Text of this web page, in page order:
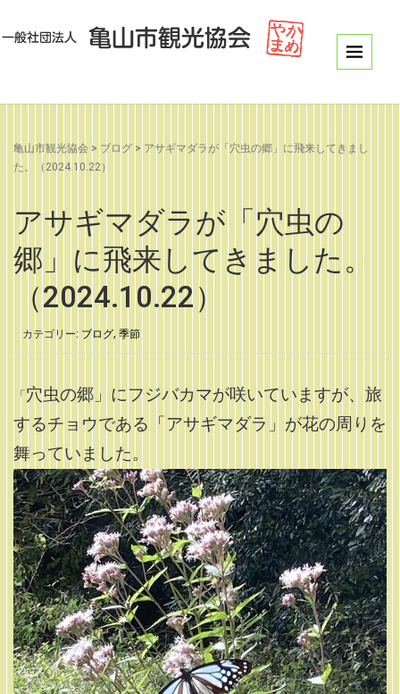
亀山市観光協会 > ブログ > アサギマダラが「穴虫の郷」に飛来してきまし
た。（2024.10.22）
アサギマダラが「穴虫の
郷」に飛来してきました。
（2024.10.22）
カテゴリー: ブログ, 季節
「 穴虫の郷」にフジバカマが咲いていますが、旅
するチョウである「アサギマダラ」が花の周りを
舞っていました。